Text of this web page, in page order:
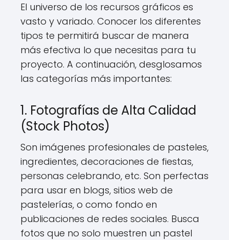
El universo de los recursos gráficos es
vasto y variado. Conocer los diferentes
tipos te permitirá buscar de manera
más efectiva lo que necesitas para tu
proyecto. A continuación, desglosamos
las categorías más importantes:
1. Fotografías de Alta Calidad
(Stock Photos)
Son imágenes profesionales de pasteles,
ingredientes, decoraciones de fiestas,
personas celebrando, etc. Son perfectas
para usar en blogs, sitios web de
pastelerías, o como fondo en
publicaciones de redes sociales. Busca
fotos que no solo muestren un pastel